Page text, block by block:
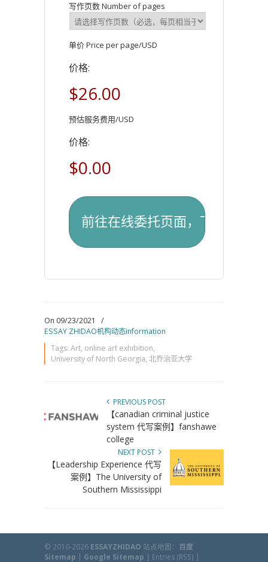
写作页数 Number of pages
单价 Price per page/USD
价格:
$26.00
预估服务费用/USD
价格:
$0.00
On 09/23/2021
/
ESSAY ZHIDAO机构动态information
Tags: Art, online art exhibition,
University of North Georgia, 北乔治亚大学
PREVIOUS POST
【canadian criminal justice
system 代写案例】fanshawe
college
NEXT POST
【Leadership Experience 代写
案例】The University of
Southern Mississippi
© 2010-2026 ESSAYZHIDAO 站点地图： 百度
Sitemap | Google Sitemap | Entries (RSS) |